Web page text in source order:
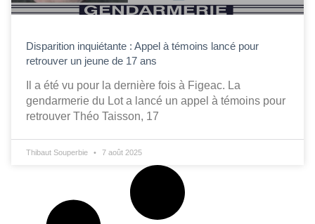
Disparition inquiétante : Appel à témoins lancé pour
retrouver un jeune de 17 ans
Il a été vu pour la dernière fois à Figeac. La
gendarmerie du Lot a lancé un appel à témoins pour
retrouver Théo Taisson, 17
Thibaut Souperbie 7 août 2025